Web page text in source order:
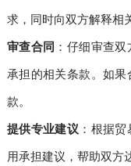
求，同时向双方解释相
审查合同 ：仔细审查
承担的相关条款。如
款。
提供专业建议 ：根据
用承担建议，帮助双方